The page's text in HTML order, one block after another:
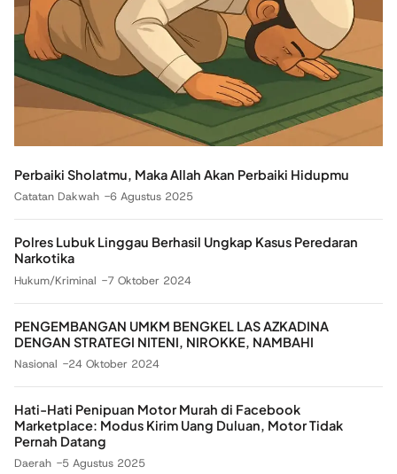
Perbaiki Sholatmu, Maka Allah Akan Perbaiki Hidupmu
Catatan Dakwah 6 Agustus 2025
Polres Lubuk Linggau Berhasil Ungkap Kasus Peredaran
Narkotika
Hukum/Kriminal 7 Oktober 2024
PENGEMBANGAN UMKM BENGKEL LAS AZKADINA
DENGAN STRATEGI NITENI, NIROKKE, NAMBAHI
Nasional 24 Oktober 2024
Hati-Hati Penipuan Motor Murah di Facebook
Marketplace: Modus Kirim Uang Duluan, Motor Tidak
Pernah Datang
Daerah 5 Agustus 2025